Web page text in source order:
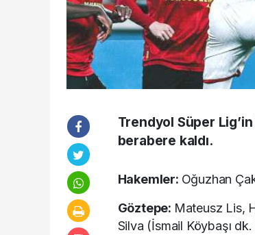
Trendyol Süper
berabere kaldı.
Hakemler: Oğuzhan
Göztepe: Mateusz Lis,
Silva (İsmail Köybaşı